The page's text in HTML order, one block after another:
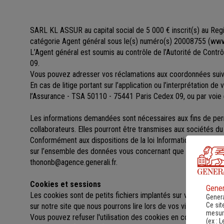
SARL KL ASSUR au capital social de 5 000 € inscrit(s) au
catégorie Agent général sous le(s) numéro(s) 20008755 (
L’Agent général est soumis au contrôle de l’Autorité de
09.
Vous pouvez adresser vos réclamations aux coordonnées
En cas de litige portant sur l’application ou l’interprétation
l’Assurance - TSA 50110 - 75441 Paris Cedex 09, ou par
Les informations demandées sont nécessaires aux fins de
collaborateurs. Elles pourront être transmises aux sociétés du
Conformément aux dispositions de la loi Informatique et
sur l’ensemble des données vous concernant que vous
thononb@agence.generali.fr.
Cookies et sessions
Les cookies sont de petits fichiers implantés sur votre
sur notre site que nous pourrons lire lors de vos visites
Vous pouvez refuser l'utilisation des cookies en configurant
Ce
(ex :